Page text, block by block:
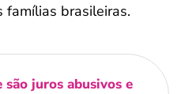
famílias brasileiras.
são juros abusivos e